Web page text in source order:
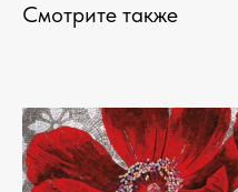
Смотрите также